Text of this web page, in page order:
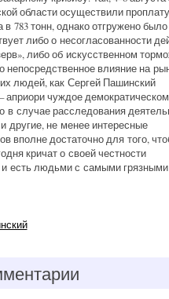
области осуществили проплату
в 783 тонн, однако отгружено
либо о несогласованности
либо об искусственном
непосредственное влияние на
людей, как Сергей Пашинский
априори чуждое
в случае расследования
другие, не менее интересные
вполне достаточно для того,
кричат о своей честности
есть людьми с самыми грязными